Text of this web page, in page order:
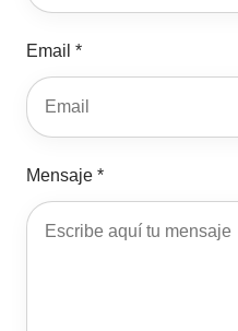
Email *
Mensaje *